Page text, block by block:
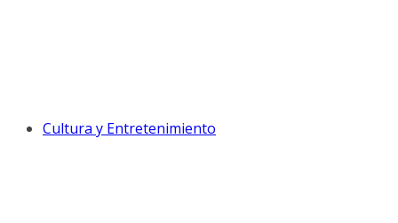
Cultura y Entretenimiento